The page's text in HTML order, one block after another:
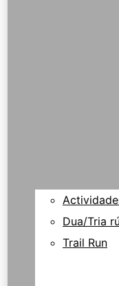
Dua/Tria
Trail Run